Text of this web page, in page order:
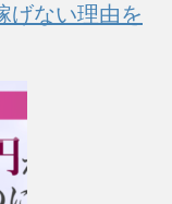
げない理由を